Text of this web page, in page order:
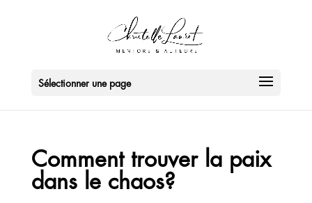
Sélectionner une page
Comment trouver la paix
dans le chaos?